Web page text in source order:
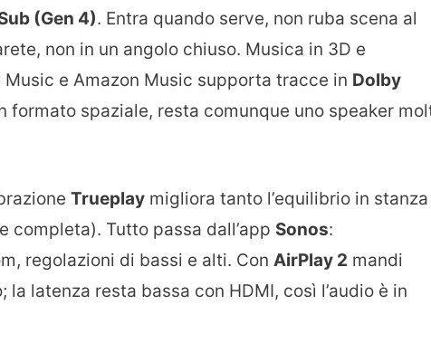
(Gen 4). Entra quando serve, non ruba scena al
non in un angolo chiuso. Musica in 3D e
Music e Amazon Music supporta tracce in Dolby
formato spaziale, resta comunque uno speaker
Trueplay migliora tanto l’equilibrio in stanza
completa). Tutto passa dall’app Sonos:
regolazioni di bassi e alti. Con AirPlay 2 mandi
la latenza resta bassa con HDMI, così l’audio è in